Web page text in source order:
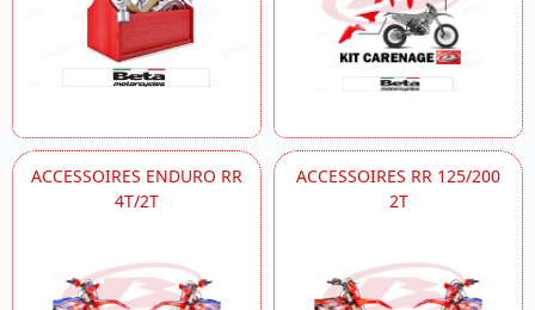
ACCESSOIRES ENDURO RR
4T/2T
ACCESSOIRES RR 125/200
2T